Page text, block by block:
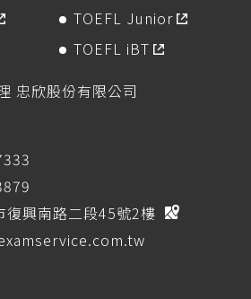
TOEFL Junior
TOEFL iBT
忠欣股份有限公司
復興南路二段45號2樓